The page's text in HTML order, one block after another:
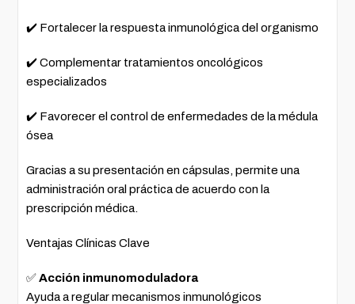
✔️ Fortalecer la respuesta inmunológica del organismo
✔️ Complementar tratamientos oncológicos
especializados
✔️ Favorecer el control de enfermedades de la médula
ósea
Gracias a su presentación en cápsulas, permite una
administración oral práctica de acuerdo con la
prescripción médica.
Ventajas Clínicas Clave
✅Acción inmunomoduladora
Ayuda a regular mecanismos inmunológicos